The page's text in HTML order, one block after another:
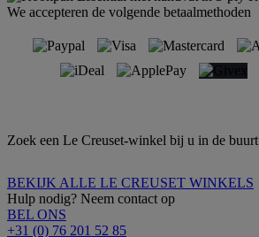
We accepteren de volgende betaalmethoden
Zoek een Le Creuset-winkel bij u in de buurt
BEKIJK ALLE LE CREUSET WINKELS
Hulp nodig? Neem contact op
BEL ONS
+31 (0) 76 201 52 85